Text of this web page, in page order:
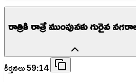
రాత్రికి రాత్రే ముంపునకు గురైన
కీర్తనలు 59:14